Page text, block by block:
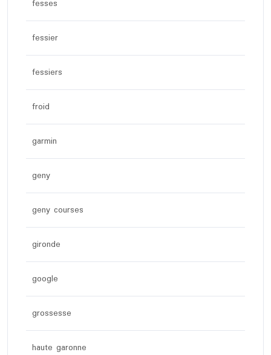
fesses
fessier
fessiers
froid
garmin
geny
geny courses
gironde
google
grossesse
haute garonne